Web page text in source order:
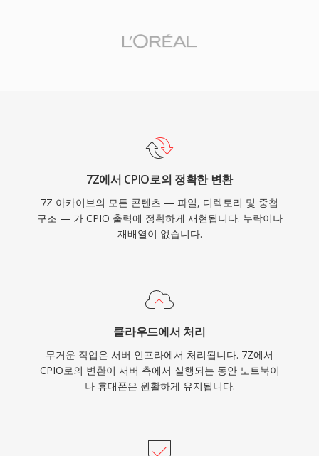
7Z에서 CPIO로의 정확한 변환
7Z 아카이브의 모든 콘텐츠 — 파일, 디렉토리 및 중첩
구조 — 가 CPIO 출력에 정확하게 재현됩니다. 누락이나
재배열이 없습니다.
클라우드에서 처리
무거운 작업은 서버 인프라에서 처리됩니다. 7Z에서
CPIO로의 변환이 서버 측에서 실행되는 동안 노트북이
나 휴대폰은 원활하게 유지됩니다.